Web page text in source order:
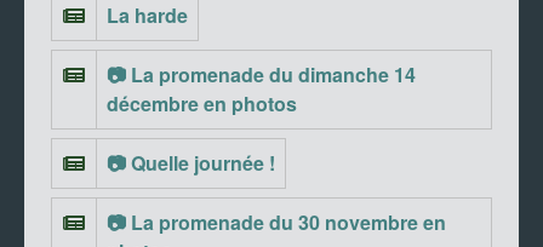
La harde
📷 La promenade du dimanche 14
décembre en photos
📷 Quelle journée !
📷 La promenade du 30 novembre en